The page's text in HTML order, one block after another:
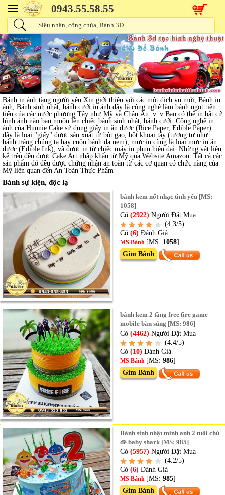
0943.55.58.55
Bánh in ảnh tăng người yêu Xin giới thiệu với các một dịch vụ mới, Bánh in
ảnh, Bánh sinh nhật, bánh cưới in ảnh đây là công nghệ làm bánh ngọt tiên
tiến của các nước phương Tây như Mỹ và Châu Âu..v..v Bạn có thể in bất cứ
hình ảnh nào bạn muốn lên chiếc bánh sinh nhật, bánh cưới. Công nghệ in
ảnh của Hunnie Cake sử dụng giấy in ăn được (Rice Paper, Edible Paper)
đây là loại "giấy" được sản xuất từ bột gạo, bột khoai tây (tương tự như
bánh tráng chúng ta hay cuốn bánh đa nem), mực in cũng là loại mực in ăn
được (Edible Ink), và được in từ chiếc máy in phun hiện đại. Những vật liệu
kể trên đều được Cake Art nhập khẩu từ Mỹ qua Website Amazon. Tất cả các
sản phẩm đó đều được chứng nhận an toàn từ các cơ quan có chức năng của
Mỹ liên quan đến An Toàn Thực Phẩm
Bánh sự kiện, độc lạ
bánh kem nốt nhạc tình yêu [MS:
1058]
Có(2922) Người Đặt Mua
(4.3/5)
Có (6)Đánh Giá
MS Bánh [MS: 1058]
Gim Bánh
bánh kem 2 tầng free fire game
mobile bắn súng [MS: 986]
Có(4462) Người Đặt Mua
(4.4/5)
Có (10)Đánh Giá
MS Bánh [MS:986]
Gim Bánh
Bánh sinh nhật minh anh 2 tuổi chủ
đề baby shark [MS: 985]
Có(5957) Người Đặt Mua
(4.2/5)
Có (6)Đánh Giá
MS Bánh [MS:985]
Gim Bánh